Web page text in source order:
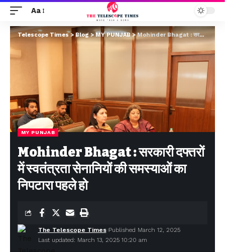
Aa
Telescope Times> Blog>MY PUNJAB>Mohinder Bhagat : सरकारी दफ्तरों में स्वतंत्रता सेनानियों की समस्याओं का निपटारा पहले हो
MY PUNJAB
Mohinder Bhagat : सरकारी दफ्तरों
में स्वतंत्रता सेनानियों की समस्याओं का
निपटारा पहले हो
Last updated: March 13, 2025 10:20 am
The Telescope Times Published March 12, 2025